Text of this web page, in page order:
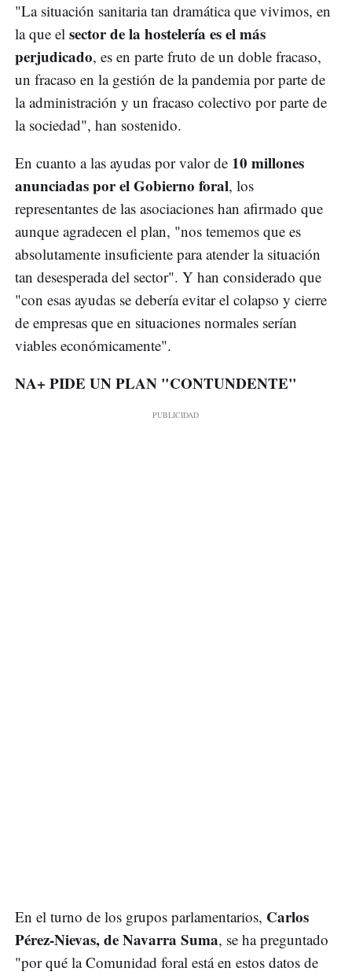
"La situación sanitaria tan dramática que vivimos, en
la que el sector de la hostelería es el más
perjudicado, es en parte fruto de un doble fracaso,
un fracaso en la gestión de la pandemia por parte de
la administración y un fracaso colectivo por parte de
la sociedad", han sostenido.
En cuanto a las ayudas por valor de 10 millones
anunciadas por el Gobierno foral, los
representantes de las asociaciones han afirmado que
aunque agradecen el plan, "nos tememos que es
absolutamente insuficiente para atender la situación
tan desesperada del sector". Y han considerado que
"con esas ayudas se debería evitar el colapso y cierre
de empresas que en situaciones normales serían
viables económicamente".
NA+ PIDE UN PLAN "CONTUNDENTE"
En el turno de los grupos parlamentarios, Carlos
Pérez-Nievas, de Navarra Suma, se ha preguntado
"por qué la Comunidad foral está en estos datos de